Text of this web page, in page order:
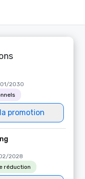
2030
promotion
2028
réduction